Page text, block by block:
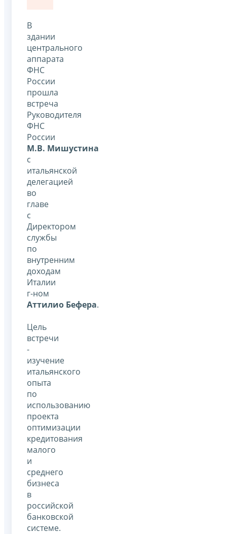
В
здании
центрального
аппарата
ФНС
России
прошла
встреча
Руководителя
ФНС
России
М.В. Мишустина
с
итальянской
делегацией
во
главе
с
Директором
службы
по
внутренним
доходам
Италии
г-ном
Аттилио Бефера.
Цель
встречи
-
изучение
итальянского
опыта
по
использованию
проекта
оптимизации
кредитования
малого
и
среднего
бизнеса
в
российской
банковской
системе.